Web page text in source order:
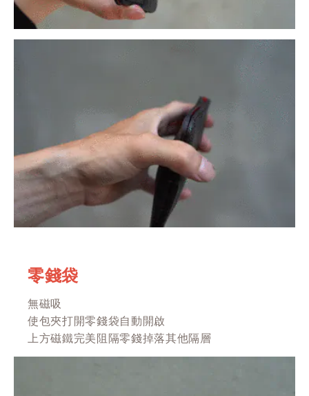
零錢袋
無磁吸
使包夾打開零錢袋自動開啟
上方磁鐵完美阻隔零錢掉落其他隔層